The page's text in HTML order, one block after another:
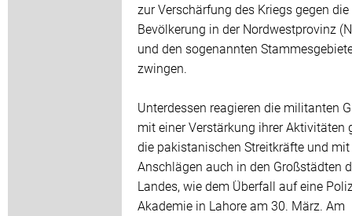
zur Verschärfung des Kriegs gegen die
Bevölkerung in der Nordwestprovinz
und den sogenannten
zwingen.
Unterdessen reagieren die militanten
mit einer Verstärkung ihrer Aktivitäten
die pakistanischen Streitkräfte und mit
Anschlägen auch in den Großstädten
Landes, wie dem Überfall auf eine
Akademie in Lahore am 30. März. Am